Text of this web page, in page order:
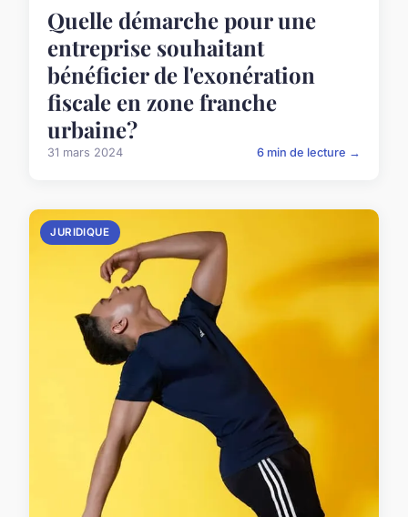
Quelle démarche pour une
entreprise souhaitant
bénéficier de l'exonération
fiscale en zone franche
urbaine?
31 mars 2024 6 min de lecture →
JURIDIQUE